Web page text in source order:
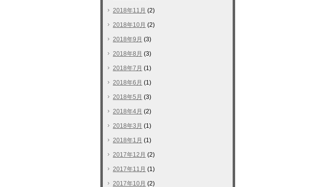
2018年11月 (2)
2018年10月 (2)
2018年9月 (3)
2018年8月 (3)
2018年7月 (1)
2018年6月 (1)
2018年5月 (3)
2018年4月 (2)
2018年3月 (1)
2018年1月 (1)
2017年12月 (2)
2017年11月 (1)
2017年10月 (2)